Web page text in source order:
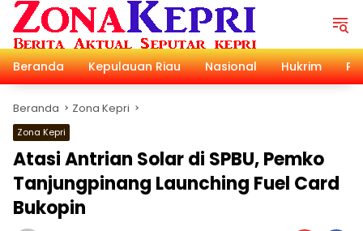
Langsung
konten
Beranda
Kepulauan Riau Nasional Hukrim
Beranda Zona Kepri
Zona Kepri
Atasi Antrian Solar di SPBU, Pemko
Tanjungpinang Launching Fuel Card
Bukopin